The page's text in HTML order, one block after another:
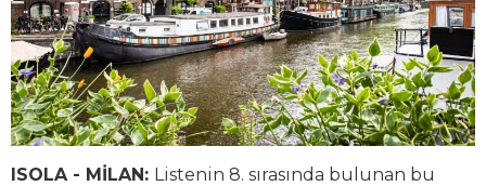
ISOLA - MİLAN: Listenin 8. sırasında bulunan bu